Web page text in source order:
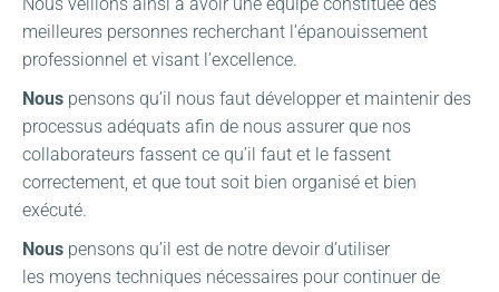
meilleures personnes recherchant l’épanouissement
professionnel et visant l’excellence.
Nous pensons qu’il nous faut développer et maintenir des
processus adéquats afin de nous assurer que nos
collaborateurs fassent ce qu’il faut et le fassent
correctement, et que tout soit bien organisé et bien
exécuté.
Nous pensons qu’il est de notre devoir d’utiliser
les moyens techniques nécessaires pour continuer de